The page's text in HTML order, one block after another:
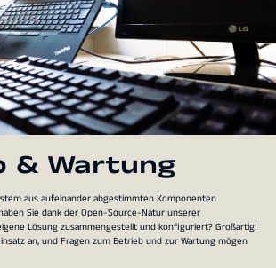
& Wartung
aus aufeinander abgestimmten Komponenten
Sie dank der Open-Source-Natur unserer
Lösung zusammengestellt und konfiguriert? Großartig!
an, und Fragen zum Betrieb und zur Wartung mögen